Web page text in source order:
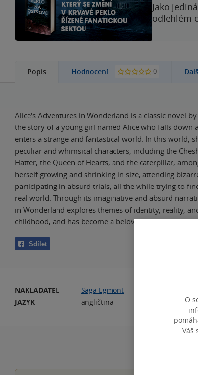
Jako
odlehlém
Popis Hodnocení 0
Alice's Adventures in Wonderland is a classic novel
the story of a young girl named Alice who falls down
enters a strange and fantastical world. In this world,
peculiar and whimsical characters, including the
Hatter, the Queen of Hearts, and the caterpillar,
herself growing and shrinking in size, attending
participating in absurd trials, all the while trying to
real world. Through its imaginative and absurd
in Wonderland explores themes of identity, reality,
childhood, and has become a beloved classic of
Sdílet
NAKLADATEL
Saga Egmont
JAZYK
angličtina
O
Váš